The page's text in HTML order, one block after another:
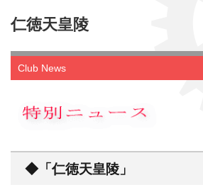
仁徳天皇陵
Club News
◆「仁徳天皇陵」